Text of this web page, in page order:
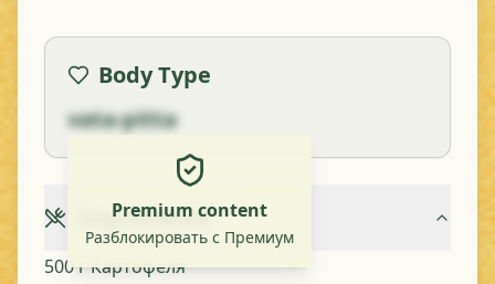
Body Type
vata-pitta
Premium content
Разблокировать с Премиум
Ingredients
500 г Картофеля